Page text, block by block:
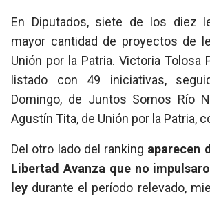
En Diputados, siete de los diez
mayor cantidad de proyectos de
Unión por la Patria. Victoria Tolosa
listado con 49 iniciativas,
Domingo, de Juntos Somos Río
Agustín Tita, de Unión por la Patria,
Del otro lado del ranking aparecen
Libertad Avanza que no
ley durante el período relevado,